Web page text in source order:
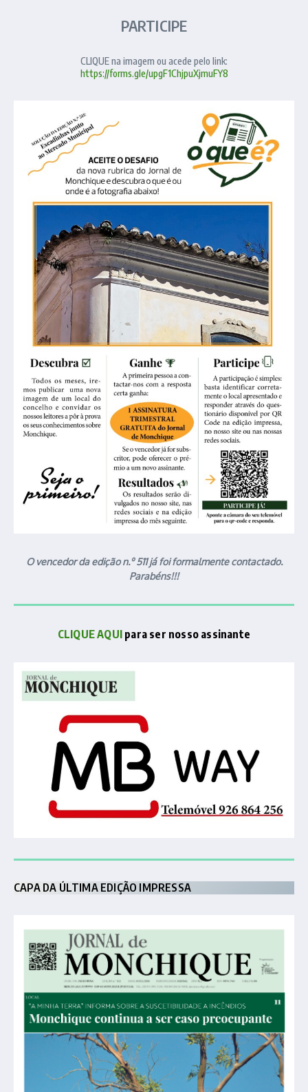
PARTICIPE
CLIQUE na imagem ou acede pelo link:
https://forms.gle/upgF1ChjpuXjmuFY8
O vencedor da edição n.º 511 já foi formalmente contactado.
Parabéns!!!
CLIQUE AQUI para ser nosso assinante
CAPA DA ÚLTIMA EDIÇÃO IMPRESSA